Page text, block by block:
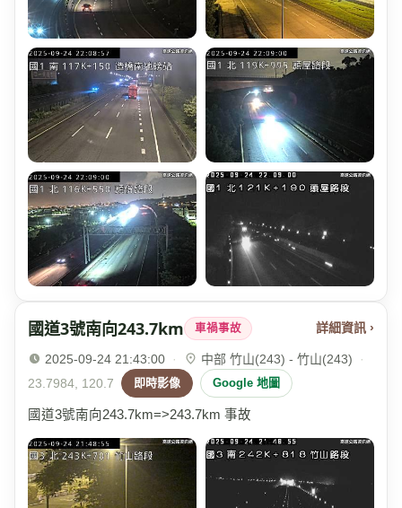
國道3號南向243.7km 車禍事故 詳細資訊 ›
2025-09-24 21:43:00 · 中部 竹山(243) - 竹山(243)
·
23.7984, 120.7
即時影像 Google 地圖
國道3號南向243.7km=>243.7km 事故